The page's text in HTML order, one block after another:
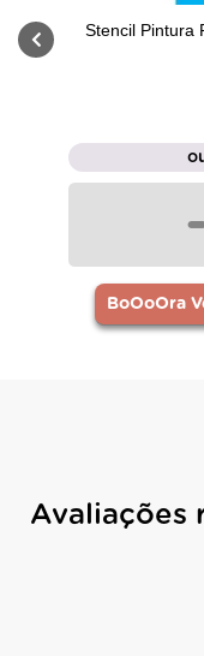
Stencil Pintura
BoOoOra
Avaliações